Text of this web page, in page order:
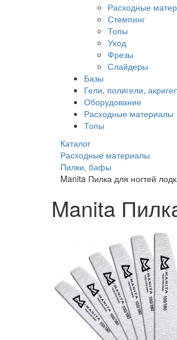
Расходные
Стемпинг
Топы
Уход
Фрезы
Слайдеры
Базы
Гели, полигели,
Оборудование
Расходные материалы
Топы
Каталог
Расходные материалы
Пилки, бафы
Manita Пилка для ногтей
Manita